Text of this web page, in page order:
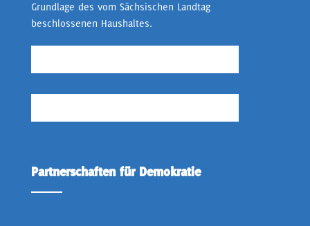
Grundlage des vom Sächsischen Landtag
beschlossenen Haushaltes.
Partnerschaften für Demokratie